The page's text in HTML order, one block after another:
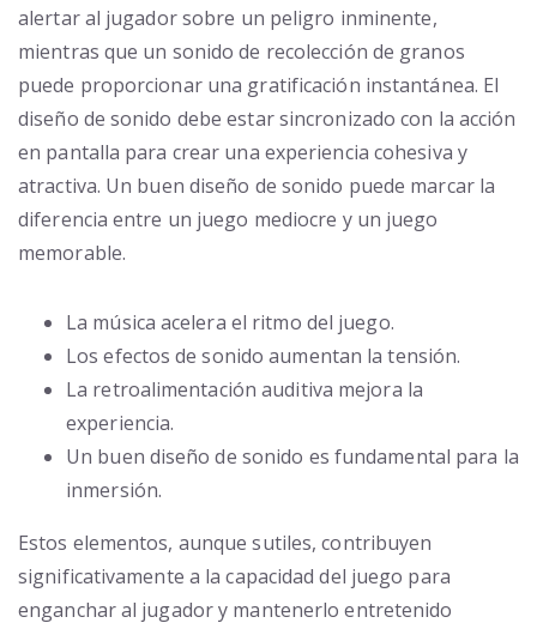
alertar al jugador sobre un peligro inminente,
mientras que un sonido de recolección de granos
puede proporcionar una gratificación instantánea. El
diseño de sonido debe estar sincronizado con la acción
en pantalla para crear una experiencia cohesiva y
atractiva. Un buen diseño de sonido puede marcar la
diferencia entre un juego mediocre y un juego
memorable.
La música acelera el ritmo del juego.
Los efectos de sonido aumentan la tensión.
La retroalimentación auditiva mejora la
experiencia.
Un buen diseño de sonido es fundamental para la
inmersión.
Estos elementos, aunque sutiles, contribuyen
significativamente a la capacidad del juego para
enganchar al jugador y mantenerlo entretenido